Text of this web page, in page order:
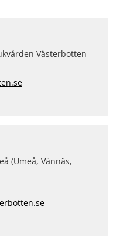
Västerbotten
(Umeå, Vännäs,